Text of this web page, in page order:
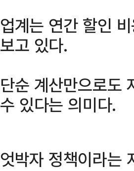
업계는 연간 할인
보고 있다.
단순 계산만으로도
수 있다는 의미다.
엇박자 정책이라는